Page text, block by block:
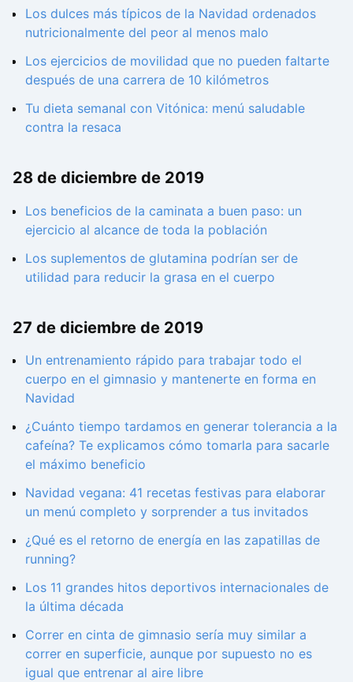
Los dulces más típicos de la Navidad ordenados
nutricionalmente del peor al menos malo
Los ejercicios de movilidad que no pueden faltarte
después de una carrera de 10 kilómetros
Tu dieta semanal con Vitónica: menú saludable
contra la resaca
28 de diciembre de 2019
Los beneficios de la caminata a buen paso: un
ejercicio al alcance de toda la población
Los suplementos de glutamina podrían ser de
utilidad para reducir la grasa en el cuerpo
27 de diciembre de 2019
Un entrenamiento rápido para trabajar todo el
cuerpo en el gimnasio y mantenerte en forma en
Navidad
¿Cuánto tiempo tardamos en generar tolerancia a la
cafeína? Te explicamos cómo tomarla para sacarle
el máximo beneficio
Navidad vegana: 41 recetas festivas para elaborar
un menú completo y sorprender a tus invitados
¿Qué es el retorno de energía en las zapatillas de
running?
Los 11 grandes hitos deportivos internacionales de
la última década
Correr en cinta de gimnasio sería muy similar a
correr en superficie, aunque por supuesto no es
igual que entrenar al aire libre